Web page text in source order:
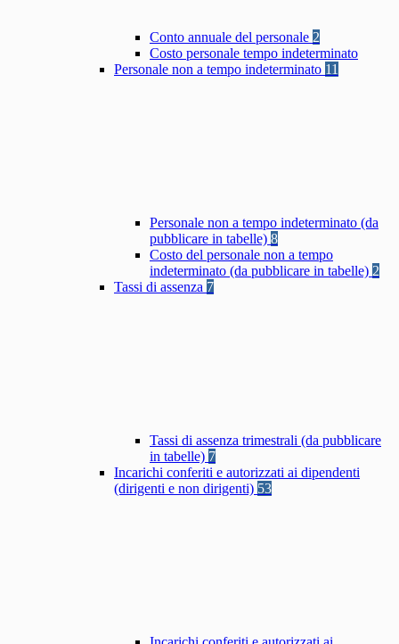
Conto annuale del personale 2
Costo personale tempo indeterminato
Personale non a tempo indeterminato 11
Personale non a tempo indeterminato (da
pubblicare in tabelle) 8
Costo del personale non a tempo
indeterminato (da pubblicare in tabelle) 2
Tassi di assenza 7
Tassi di assenza trimestrali (da pubblicare
in tabelle) 7
Incarichi conferiti e autorizzati ai dipendenti
(dirigenti e non dirigenti) 53